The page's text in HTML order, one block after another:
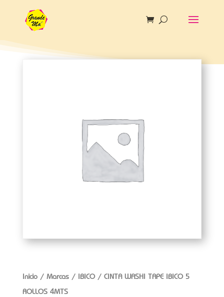
Inicio/ Marcas/ IBICO/ CINTA WASHI TAPE IBICO 5
ROLLOS 4MTS